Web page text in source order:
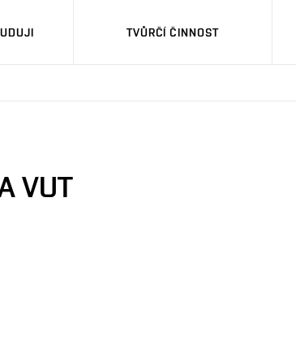
TVŮRČÍ ČINNOST
VUT